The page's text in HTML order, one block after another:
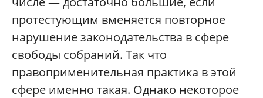
протестующим вменяется повторное
нарушение законодательства в сфере
свободы собраний. Так что
правоприменительная практика в этой
сфере именно такая. Однако некоторое